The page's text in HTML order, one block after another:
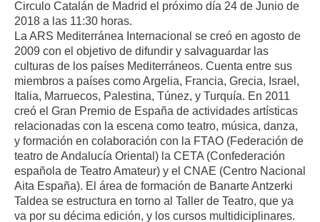
Circulo Catalán de Madrid el próximo día 24 de Junio de
2018 a las 11:30 horas.
La ARS Mediterránea Internacional se creó en agosto de
2009 con el objetivo de difundir y salvaguardar las
culturas de los países Mediterráneos. Cuenta entre sus
miembros a países como Argelia, Francia, Grecia, Israel,
Italia, Marruecos, Palestina, Túnez, y Turquía. En 2011
creó el Gran Premio de España de actividades artísticas
relacionadas con la escena como teatro, música, danza,
y formación en colaboración con la FTAO (Federación de
teatro de Andalucía Oriental) la CETA (Confederación
española de Teatro Amateur) y el CNAE (Centro Nacional
Aita España). El área de formación de Banarte Antzerki
Taldea se estructura en torno al Taller de Teatro, que ya
va por su décima edición, y los cursos multidiciplinares.